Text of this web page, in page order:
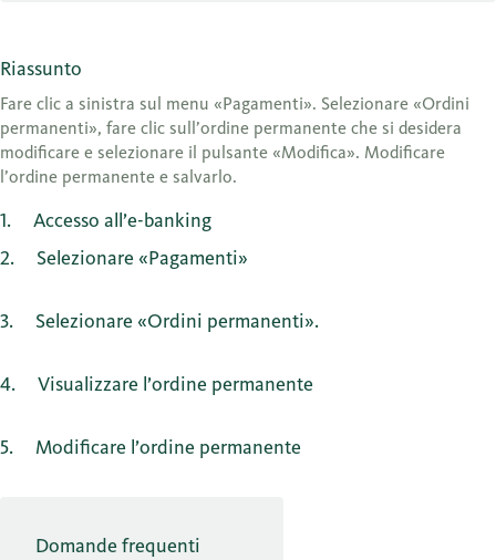
Riassunto
Fare clic a sinistra sul menu «Pagamenti». Selezionare «Ordini
permanenti», fare clic sull’ordine permanente che si desidera
modificare e selezionare il pulsante «Modifica». Modificare
l’ordine permanente e salvarlo.
1
Accesso all’e-banking
2
Selezionare «Pagamenti»
3 Selezionare «Ordini permanenti».
4 Visualizzare l’ordine permanente
5 Modificare l’ordine permanente
Domande frequenti